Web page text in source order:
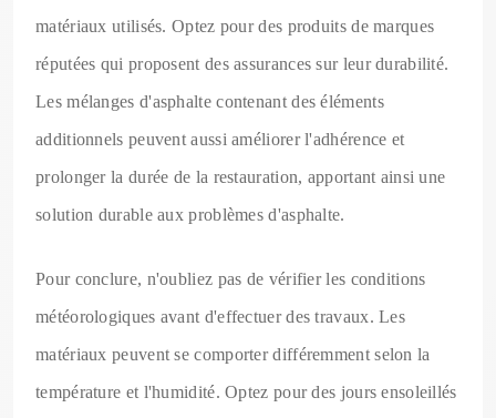
matériaux utilisés. Optez pour des produits de marques
réputées qui proposent des assurances sur leur durabilité.
Les mélanges d'asphalte contenant des éléments
additionnels peuvent aussi améliorer l'adhérence et
prolonger la durée de la restauration, apportant ainsi une
solution durable aux problèmes d'asphalte.
Pour conclure, n'oubliez pas de vérifier les conditions
météorologiques avant d'effectuer des travaux. Les
matériaux peuvent se comporter différemment selon la
température et l'humidité. Optez pour des jours ensoleillés